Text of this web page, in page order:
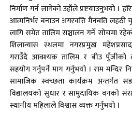
निर्माण गर्न लागेको उहाँले प्रष्टयाउनुभयो ।
आत्मनिर्भर बनाउन अगरवत्ति मैनबति लहठी
लागि समेत तालिम सञ्चालन गर्ने सोचमा
शिलान्यास स्थलमा नगरप्रमुख
गराउँदै आवश्यक तालिम र बीउ पुँजीको
सहयोग गर्नुपर्ने माग गर्नुभयो । राम मन्दिर
सामाजिक स्वच्छता कार्यक्रम अन्तर्गत
विद्यालयको सुधार र सामुदायिक वनको
स्थानीय महिलाले विश्वास व्यक्त गर्नुभयो ।